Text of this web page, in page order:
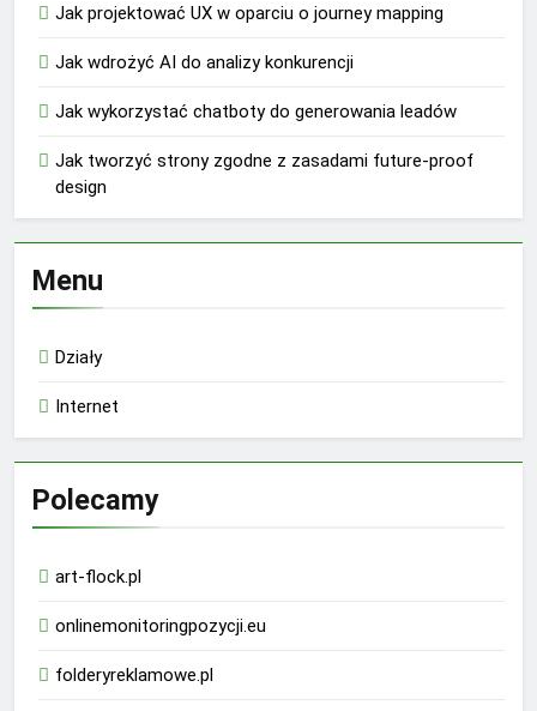
Jak projektować UX w oparciu o journey mapping
Jak wdrożyć AI do analizy konkurencji
Jak wykorzystać chatboty do generowania leadów
Jak tworzyć strony zgodne z zasadami future-proof
design
Menu
Działy
Internet
Polecamy
art-flock.pl
onlinemonitoringpozycji.eu
folderyreklamowe.pl